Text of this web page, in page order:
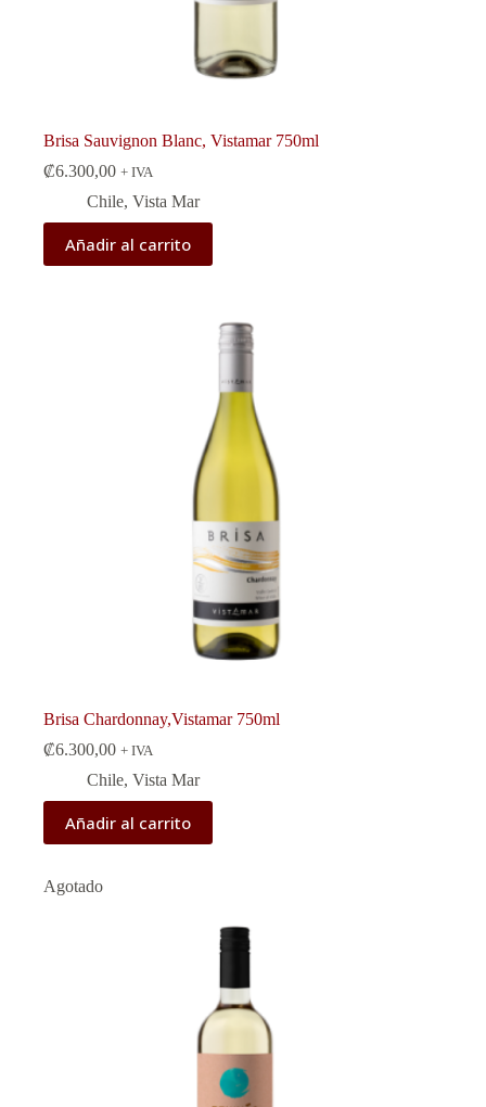
Brisa Sauvignon Blanc, Vistamar 750ml
₡6.300,00 + IVA
Chile, Vista Mar
Añadir al carrito
Brisa Chardonnay,Vistamar 750ml
₡6.300,00 + IVA
Chile, Vista Mar
Añadir al carrito
Agotado